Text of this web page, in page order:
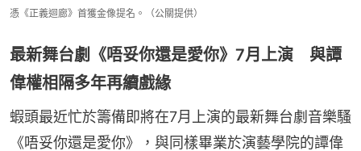
憑《正義迴廊》首獲金像提名。（公關提供）
最新舞台劇《唔妥你還是愛你》7月上演 與譚
偉權相隔多年再續戲緣
蝦頭最近忙於籌備即將在7月上演的最新舞台劇音樂騷
《唔妥你還是愛你》，與同樣畢業於演藝學院的譚偉